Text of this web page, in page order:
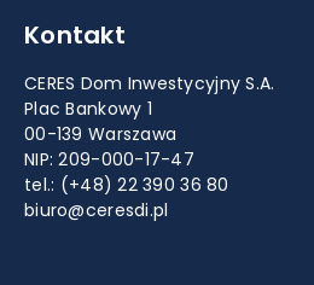
Kontakt
CERES Dom Inwestycyjny S.A.
Plac Bankowy 1
00-139 Warszawa
NIP: 209-000-17-47
tel.: (+48) 22 390 36 80
biuro@ceresdi.pl